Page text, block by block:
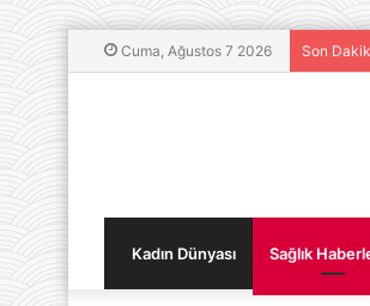
Cuma, Ağustos 7 2026 Son
Kadın Dünyası Sağlık